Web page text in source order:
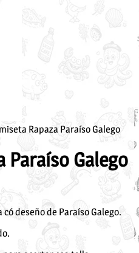
Rapaza Paraíso Galego
Paraíso Galego
deseño de Paraíso Galego.